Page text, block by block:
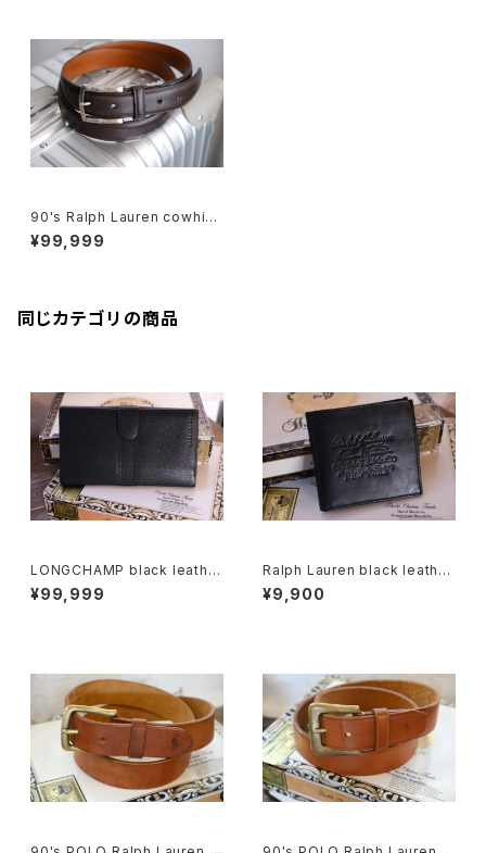
90's Ralph Lauren cowhid
e leather dark-brown Belt
"Made in JAPAN"
¥99,999
同じカテゴリの商品
LONGCHAMP black leather
Wallet
¥99,999
Ralph Lauren black leather
two fold Wallet w/BOX
¥9,900